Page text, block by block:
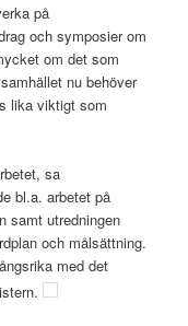
på
och symposier om
om det som
nu behöver
lika viktigt som
sa
bl.a. arbetet på
samt utredningen
och målsättning.
med det